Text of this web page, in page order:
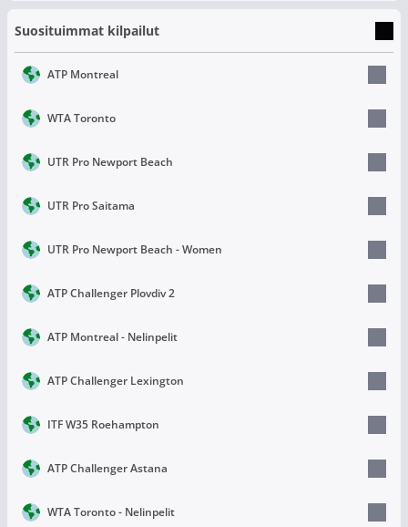
Suosituimmat kilpailut
ATP Montreal
WTA Toronto
UTR Pro Newport Beach
UTR Pro Saitama
UTR Pro Newport Beach - Women
ATP Challenger Plovdiv 2
ATP Montreal - Nelinpelit
ATP Challenger Lexington
ITF W35 Roehampton
ATP Challenger Astana
WTA Toronto - Nelinpelit